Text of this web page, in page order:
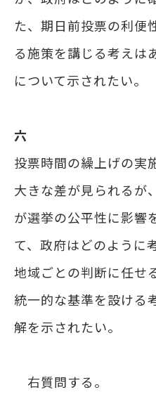
た、期日前投票の利便
る施策を講じる考えは
について示されたい。
六
投票時間の繰上げの実
大きな差が見られるが
が選挙の公平性に影響
て、政府はどのように
地域ごとの判断に任せ
統一的な基準を設ける
解を示されたい。
右質問する。